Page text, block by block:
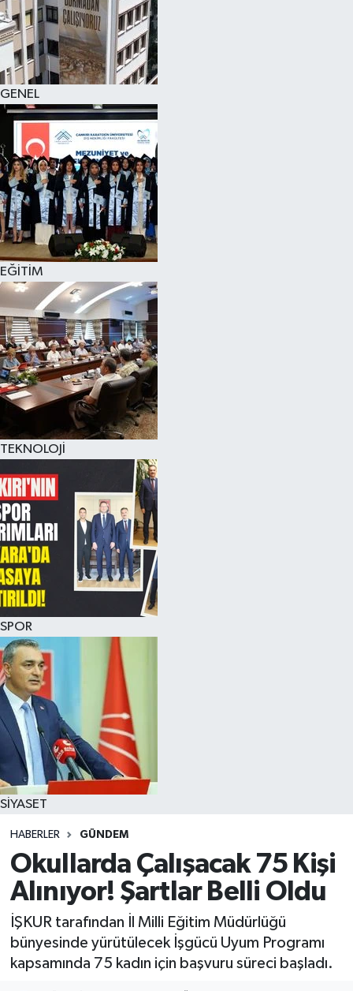
GENEL
EĞİTİM
TEKNOLOJİ
SPOR
SİYASET
HABERLER GÜNDEM
Okullarda Çalışacak 75 Kişi
Alınıyor! Şartlar Belli Oldu
İŞKUR tarafından İl Milli Eğitim Müdürlüğü
bünyesinde yürütülecek İşgücü Uyum Programı
kapsamında 75 kadın için başvuru süreci başladı.
KÜLTÜR SANAT
MAGAZİN
SAĞLIK
SİYASET
SPOR
TEKNOLOJİ
VİZYONDAKİLER
YAŞAM